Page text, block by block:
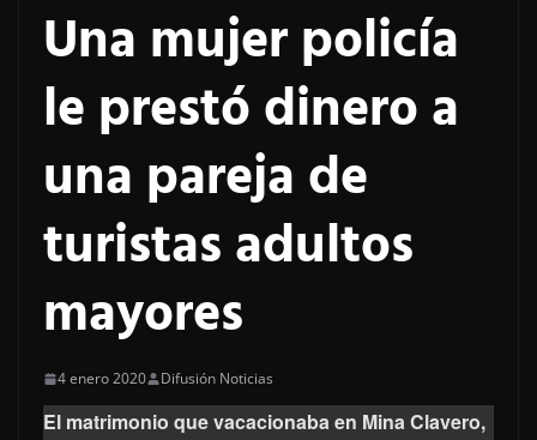
Una mujer policía
le prestó dinero a
una pareja de
turistas adultos
mayores
4 enero 2020 Difusión Noticias
El matrimonio que vacacionaba en Mina Clavero,